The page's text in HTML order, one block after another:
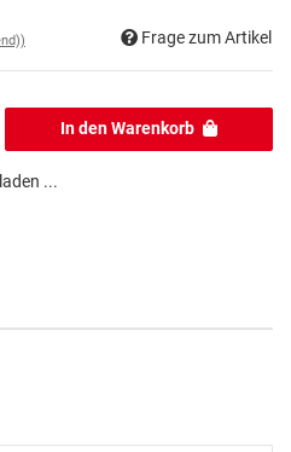
Frage zum Artikel
In den Warenkorb
...